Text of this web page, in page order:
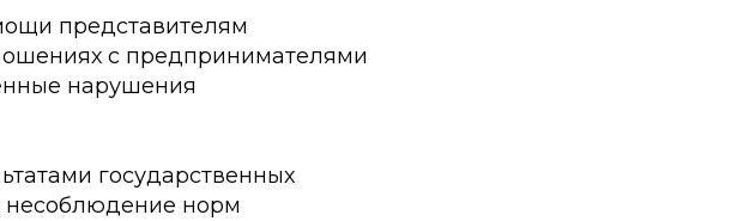
представителям
с предпринимателями
нарушения
государственных
несоблюдение норм